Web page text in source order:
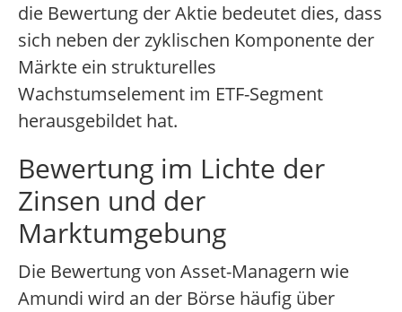
die Bewertung der Aktie bedeutet dies, dass
sich neben der zyklischen Komponente der
Märkte ein strukturelles
Wachstumselement im ETF-Segment
herausgebildet hat.
Bewertung im Lichte der
Zinsen und der
Marktumgebung
Die Bewertung von Asset-Managern wie
Amundi wird an der Börse häufig über